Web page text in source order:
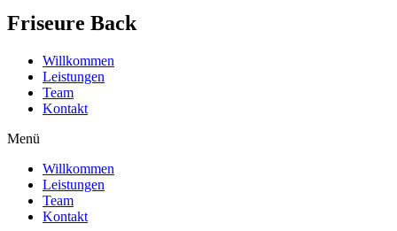
Friseure Back
Willkommen
Leistungen
Team
Kontakt
Menü
Willkommen
Leistungen
Team
Kontakt